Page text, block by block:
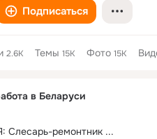
Подписаться
2.6K Темы 15K Фото 15K
в Беларуси
ремонтник ...